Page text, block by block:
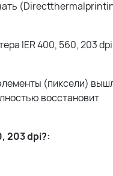
IER 400, 560, 203
(пиксели)
восстановит
203 dpi?: